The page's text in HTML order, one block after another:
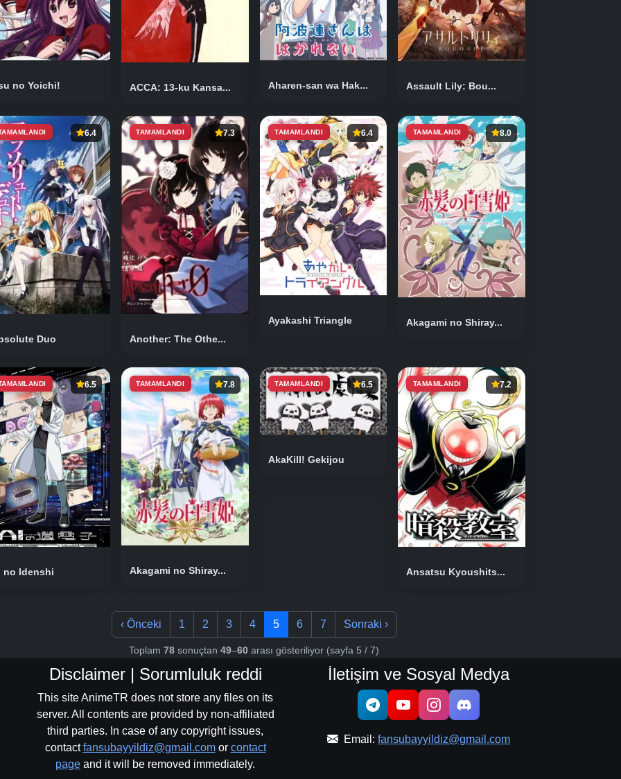
no Yoichi! ACCA: 13-ku Kansa... Aharen-san wa Hak... Assault Lily: Bou...
6.4
Duo
TAMAMLANDI 7.3
Another: The Othe...
TAMAMLANDI 6.4
Ayakashi Triangle
TAMAMLANDI 8.0
Akagami no Shiray...
6.5
no Idenshi
TAMAMLANDI 7.8
Akagami no Shiray...
TAMAMLANDI 6.5
AkaKill! Gekijou
TAMAMLANDI 7.2
Ansatsu Kyoushits...
‹ Önceki 1 2 3 4 5 6 7 Sonraki ›
Toplam 78 sonuçtan 49–60 arası gösteriliyor (sayfa 5 / 7)
Disclaimer | Sorumluluk reddi
This site AnimeTR does not store any files on its
server. All contents are provided by non-affiliated
third parties. In case of any copyright issues,
contactfansubayyildiz@gmail.comor contact
page and it will be removed immediately.
İletişim ve Sosyal Medya
Email: fansubayyildiz@gmail.com